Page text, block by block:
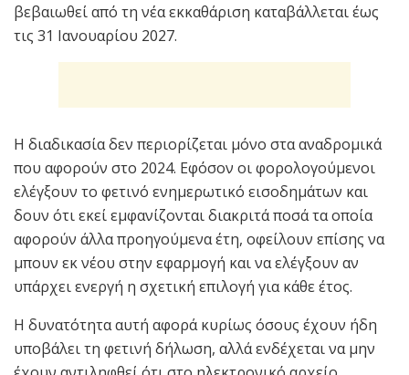
βεβαιωθεί από τη νέα εκκαθάριση καταβάλλεται έως
τις 31 Ιανουαρίου 2027.
Η διαδικασία δεν περιορίζεται μόνο στα αναδρομικά
που αφορούν στο 2024. Εφόσον οι φορολογούμενοι
ελέγξουν το φετινό ενημερωτικό εισοδημάτων και
δουν ότι εκεί εμφανίζονται διακριτά ποσά τα οποία
αφορούν άλλα προηγούμενα έτη, οφείλουν επίσης να
μπουν εκ νέου στην εφαρμογή και να ελέγξουν αν
υπάρχει ενεργή η σχετική επιλογή για κάθε έτος.
Η δυνατότητα αυτή αφορά κυρίως όσους έχουν ήδη
υποβάλει τη φετινή δήλωση, αλλά ενδέχεται να μην